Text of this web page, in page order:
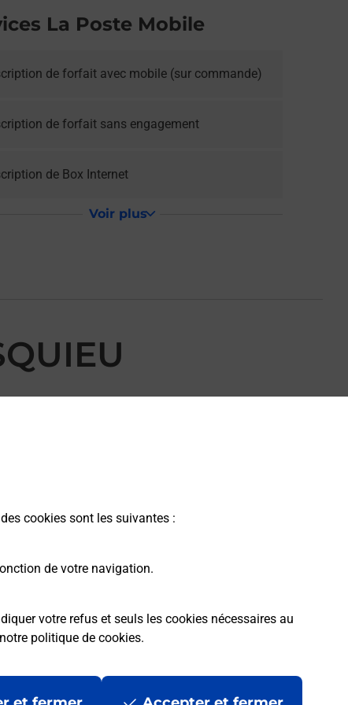
cookies sont les suivantes :
de votre navigation.
votre refus et seuls les cookies nécessaires au
notre politique de cookies.
La Poste Mobile
de forfait avec mobile (sur commande)
de forfait sans engagement
de Box Internet
Voir plus